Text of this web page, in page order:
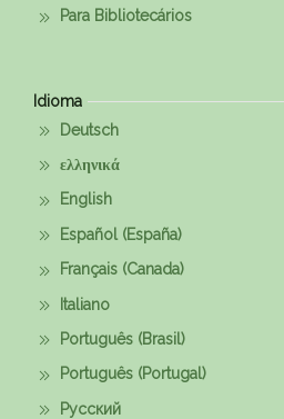
Para Bibliotecários
Idioma
Deutsch
ελληνικά
English
Español (España)
Français (Canada)
Italiano
Português (Brasil)
Português (Portugal)
Русский